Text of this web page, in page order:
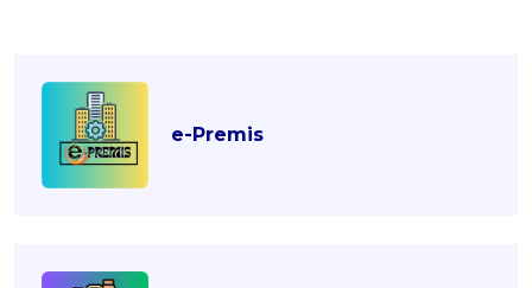
e-Premis